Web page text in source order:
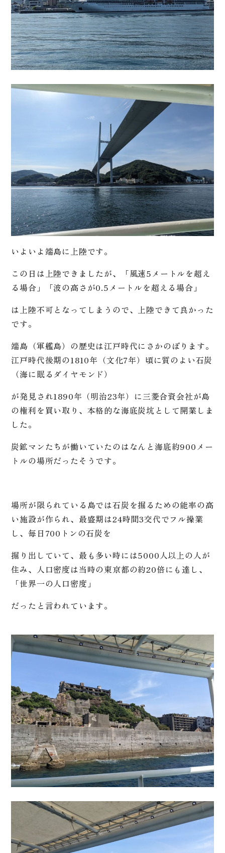
いよいよ端島に上陸です。
この日は上陸できましたが、「風速5メートルを超え
る場合」「波の高さが0.5メートルを超える場合」
は上陸不可となってしまうので、上陸できて良かった
です。
端島（軍艦島）の歴史は江戸時代にさかのぼります。
江戸時代後期の1810年（文化7年）頃に質のよい石炭
（海に眠るダイヤモンド）
が発見され1890年（明治23年）に三菱合資会社が島
の権利を買い取り、本格的な海底炭坑として開業しま
した。
炭鉱マンたちが働いていたのはなんと海底約900メー
トルの場所だったそうです。
場所が限られている島では石炭を掘るための能率の高
い施設が作られ、最盛期は24時間3交代でフル操業
し、毎日700トンの石炭を
掘り出していて、最も多い時には5000人以上の人が
住み、人口密度は当時の東京都の約20倍にも達し、
「世界一の人口密度」
だったと言われています。